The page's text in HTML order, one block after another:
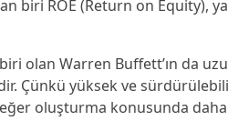
biri ROE (Return on Equity),
olan Warren Buffett’ın da
Çünkü yüksek ve
oluşturma konusunda daha